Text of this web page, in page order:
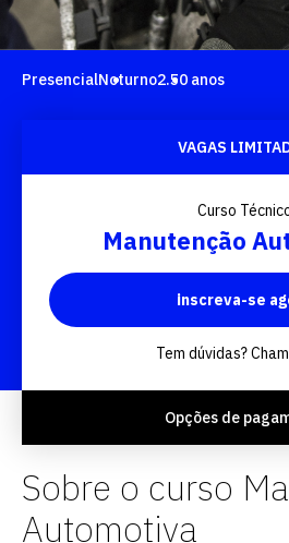
PresencialNoturno2.50 anos
VAGAS
Curso
Manutenção
inscreva-se
Tem dúvidas?
Opções de
Sobre o curso
Automotiva